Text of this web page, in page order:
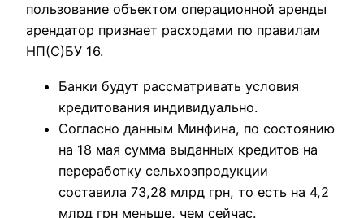
пользование объектом операционной аренды
арендатор признает расходами по правилам
НП(С)БУ 16.
Банки будут рассматривать условия
кредитования индивидуально.
Согласно данным Минфина, по состоянию
на 18 мая сумма выданных кредитов на
переработку сельхозпродукции
составила 73,28 млрд грн, то есть на 4,2
млрд грн меньше, чем сейчас.